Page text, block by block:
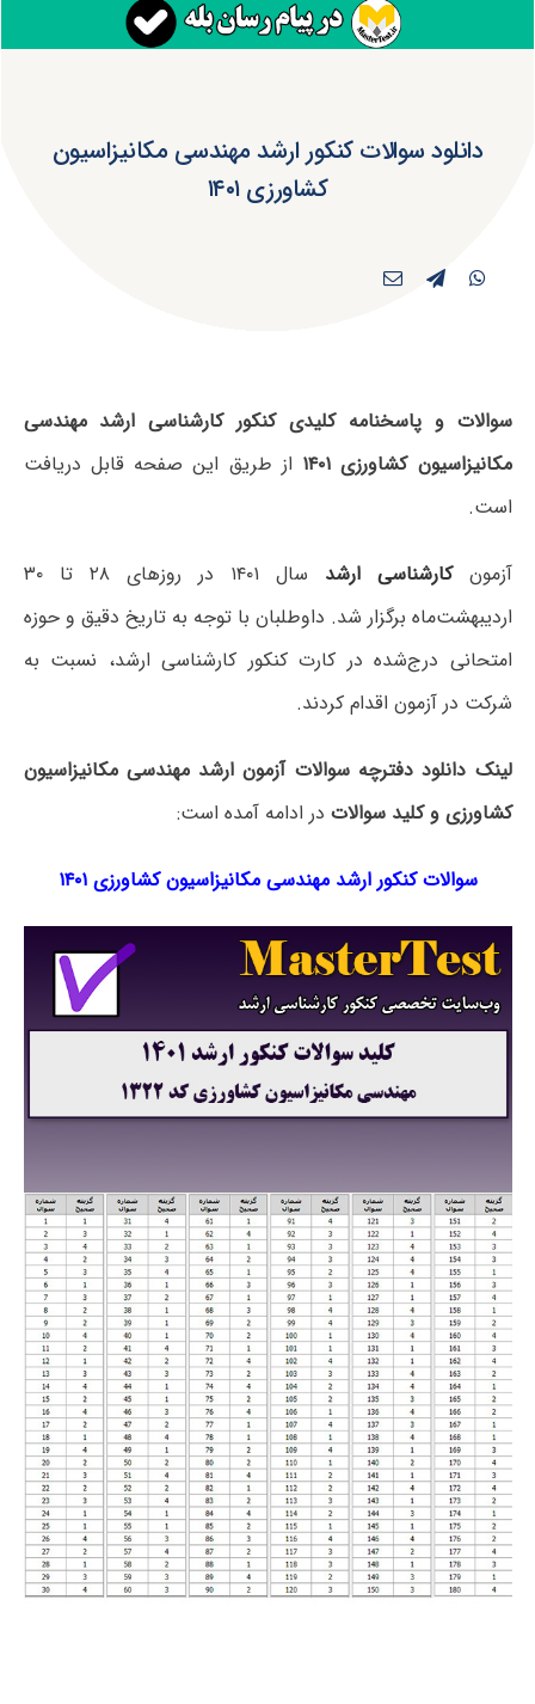
دانلود سوالات کنکور ارشد مهندسی مکانیزاسیون
کشاورزی ۱۴۰۱
سوالات و پاسخنامه کلیدی کنکور کارشناسی ارشد مهندسی
مکانیزاسیون کشاورزی ۱۴۰۱
از طریق این صفحه قابل دریافت
است.
آزمونکارشناسی ارشد
سال ۱۴۰۱ در روزهای ۲۸ تا ۳۰
اردیبهشت‌ماه برگزار شد. داوطلبان با توجه به تاریخ دقیق و حوزه
امتحانی درج‌شده در کارت کنکور کارشناسی ارشد، نسبت به
شرکت در آزمون اقدام کردند.
لینک دانلود دفترچه سوالات آزمون ارشد مهندسی مکانیزاسیون
کشاورزی و کلید سوالات در ادامه آمده است:
سوالات کنکور ارشد مهندسی مکانیزاسیون کشاورزی ۱۴۰۱